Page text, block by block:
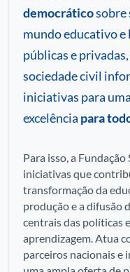
democráticosobre
mundo educativo
públicas e
sociedade civil
iniciativas para uma
excelência para
Para isso, a
iniciativas que
transformação da
produção e a difusão
centrais das políticas
aprendizagem. Atua
parceiros nacionais e